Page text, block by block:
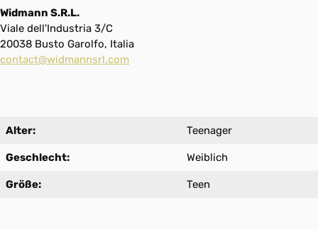
Widmann S.R.L.
Viale dell'Industria 3/C
20038 Busto Garolfo, Italia
contact@widmannsrl.com
Alter: Teenager
Geschlecht: Weiblich
Größe: Teen